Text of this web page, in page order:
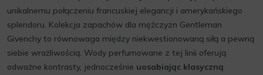
unikalnemu połączeniu francuskiej elegancji i amerykańskiego
splendoru. Kolekcja zapachów dla mężczyzn Gentleman
Givenchy to równowaga między niekwestionowaną siłą a pewną
siebie wrażliwością. Wody perfumowane z tej linii oferują
odważne kontrasty, jednocześnie uosabiając klasyczną